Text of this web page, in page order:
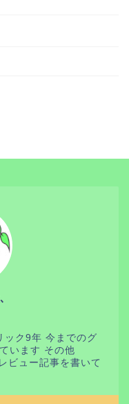
ック9年 今までのグ
います その他
ビュー記事を書いて